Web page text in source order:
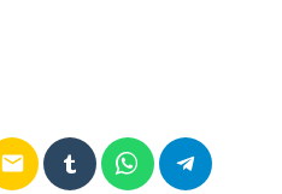
email